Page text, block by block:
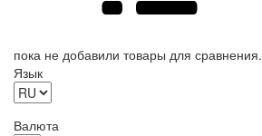
пока не добавили товары для сравнения.
Язык
Валюта